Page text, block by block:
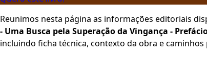
Reunimos nesta página as informações editoriais
- Uma Busca pela Superação da Vingança -
incluindo ficha técnica, contexto da obra e caminhos